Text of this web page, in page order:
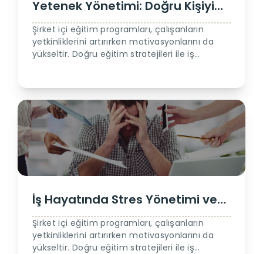
Yetenek Yönetimi: Doğru Kişiyi
Doğru Pozisyona Yerleştirmek
Şirket içi eğitim programları, çalışanların
yetkinliklerini artırırken motivasyonlarını da
yükseltir. Doğru eğitim stratejileri ile iş
İş Hayatında Stres Yönetimi ve
Verimlilik Artırma Yöntemleri 2
Şirket içi eğitim programları, çalışanların
yetkinliklerini artırırken motivasyonlarını da
yükseltir. Doğru eğitim stratejileri ile iş